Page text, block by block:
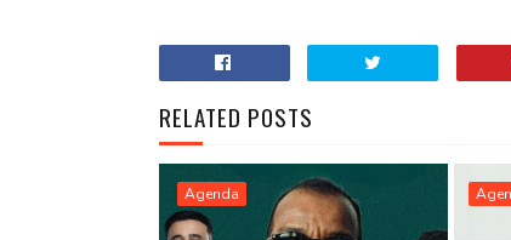
RELATED POSTS
Agenda